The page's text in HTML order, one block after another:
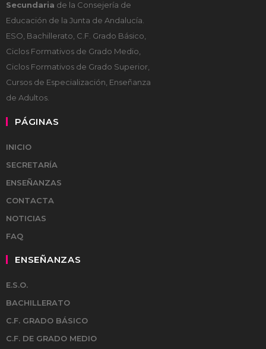
Secundaria de la Consejería de
Educación de la Junta de Andalucía.
ESO, Bachillerato, C.F. Grado Básico,
Ciclos Formativos de Grado Medio,
Ciclos Formativos de Grado Superior,
Cursos de Especialización, Enseñanza
de Adultos.
PÁGINAS
INICIO
SECRETARÍA
ENSEÑANZAS
CONTACTA
NOTICIAS
FAQ
ENSEÑANZAS
E.S.O.
BACHILLERATO
C.F. GRADO BÁSICO
C.F. DE GRADO MEDIO